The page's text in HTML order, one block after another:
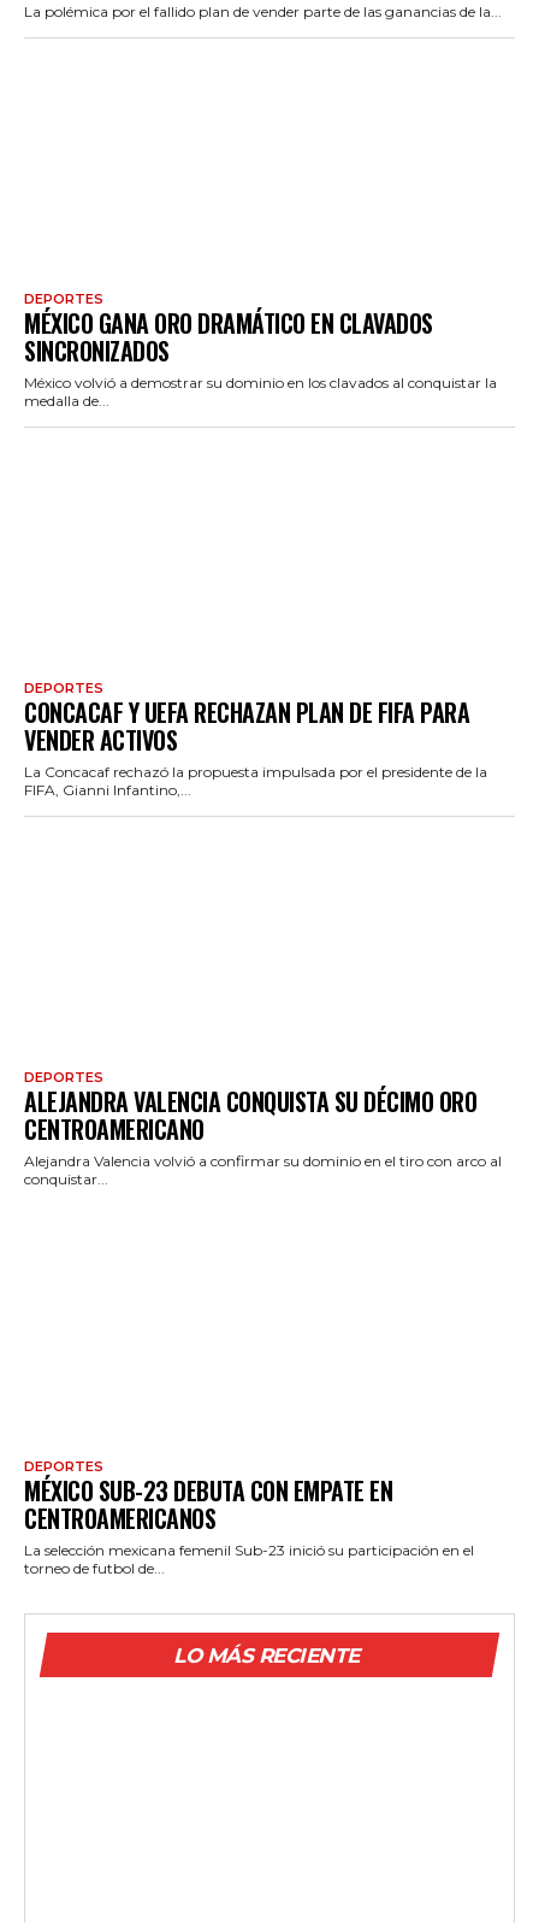
La polémica por el fallido plan de vender parte de las ganancias de la...
DEPORTES
MÉXICO GANA ORO DRAMÁTICO EN CLAVADOS
SINCRONIZADOS
México volvió a demostrar su dominio en los clavados al conquistar la
medalla de...
DEPORTES
CONCACAF Y UEFA RECHAZAN PLAN DE FIFA PARA
VENDER ACTIVOS
La Concacaf rechazó la propuesta impulsada por el presidente de la
FIFA, Gianni Infantino,...
DEPORTES
ALEJANDRA VALENCIA CONQUISTA SU DÉCIMO ORO
CENTROAMERICANO
Alejandra Valencia volvió a confirmar su dominio en el tiro con arco al
conquistar...
DEPORTES
MÉXICO SUB-23 DEBUTA CON EMPATE EN
CENTROAMERICANOS
La selección mexicana femenil Sub-23 inició su participación en el
torneo de futbol de...
LO MÁS RECIENTE